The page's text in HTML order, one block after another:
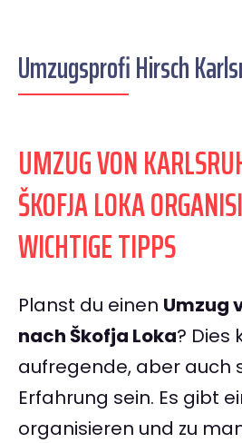
Umzugsprofi Hirsch
UMZUG VON
ŠKOFJA LOKA
WICHTIGE TIPPS
Planst du einen Umzug
nach Škofja Loka? Dies
aufregende, aber auch
Erfahrung sein. Es gibt
organisieren und zu